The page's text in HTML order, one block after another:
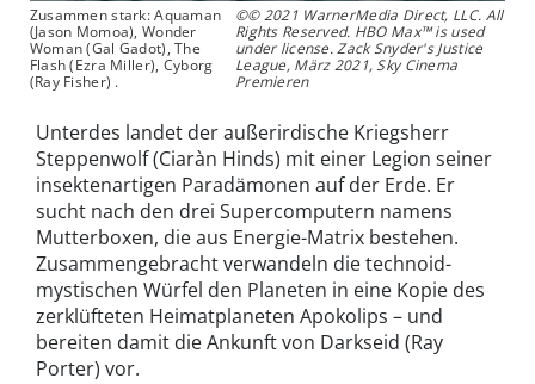
Zusammen stark: Aquaman
(Jason Momoa), Wonder
Woman (Gal Gadot), The
Flash (Ezra Miller), Cyborg
(Ray Fisher) .
©© 2021 WarnerMedia Direct, LLC. All
Rights Reserved. HBO Max™ is used
under license. Zack Snyder's Justice
League, März 2021, Sky Cinema
Premieren
Unterdes landet der außerirdische Kriegsherr
Steppenwolf (Ciaràn Hinds) mit einer Legion seiner
insektenartigen Paradämonen auf der Erde. Er
sucht nach den drei Supercomputern namens
Mutterboxen, die aus Energie-Matrix bestehen.
Zusammengebracht verwandeln die technoid-
mystischen Würfel den Planeten in eine Kopie des
zerklüfteten Heimatplaneten Apokolips – und
bereiten damit die Ankunft von Darkseid (Ray
Porter) vor.